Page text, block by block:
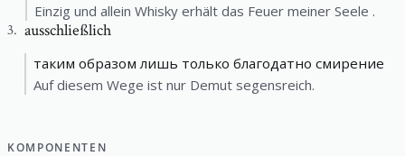
Einzig und allein Whisky erhält das Feuer meiner Seele .
3. ausschließlich
таким образом лишь только благодатно смирение
Auf diesem Wege ist nur Demut segensreich.
KOMPONENTEN